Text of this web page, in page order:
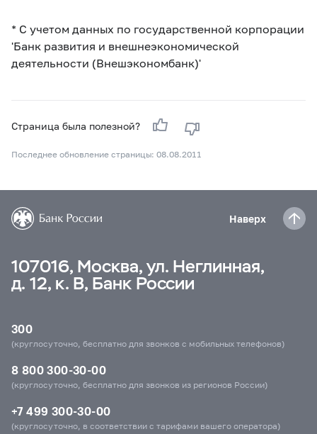
* С учетом данных по государственной корпорации
'Банк развития и внешнеэкономической
деятельности (Внешэкономбанк)'
Страница была полезной?
Последнее обновление страницы: 08.08.2011
Наверх
107016, Москва, ул. Неглинная,
д. 12, к. В, Банк России
300
(круглосуточно, бесплатно для звонков с мобильных телефонов)
8 800 300-30-00
(круглосуточно, бесплатно для звонков из регионов России)
+7 499 300-30-00
(круглосуточно, в соответствии с тарифами вашего оператора)